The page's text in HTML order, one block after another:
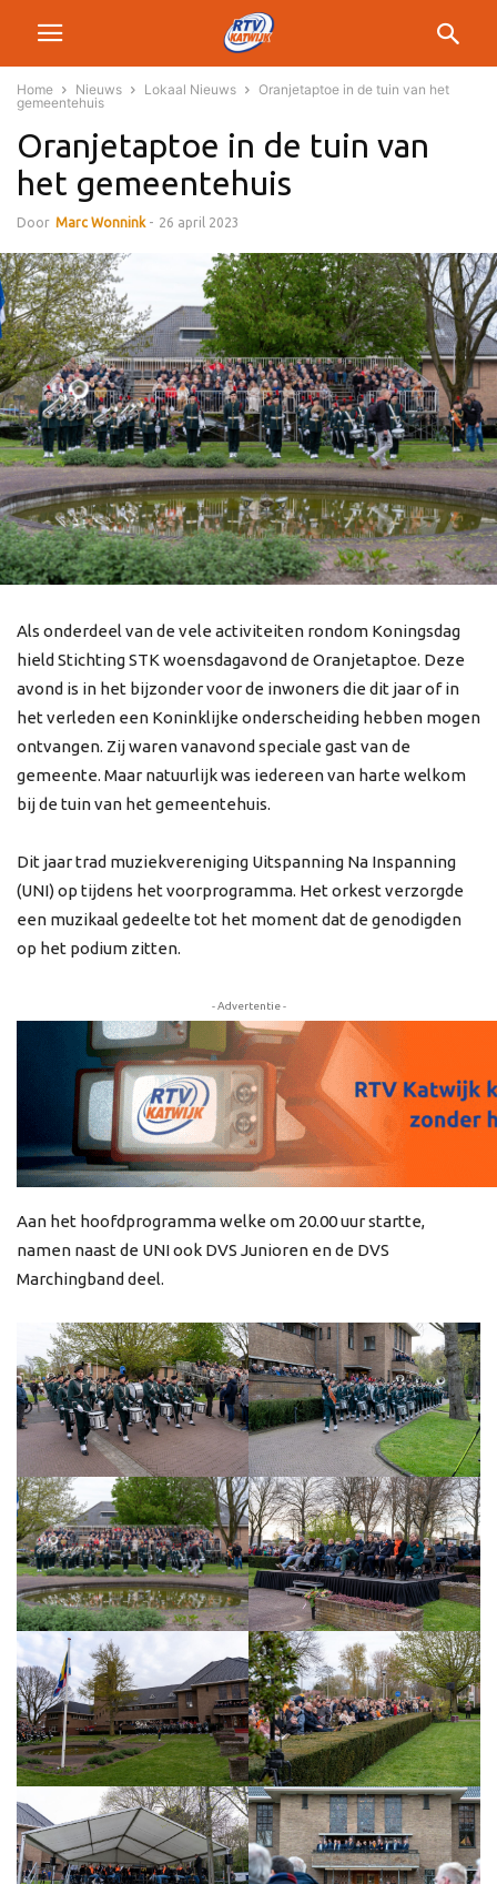
Home Nieuws Lokaal Nieuws
Oranjetaptoe in de tuin van het
gemeentehuis
Oranjetaptoe in de tuin van
het gemeentehuis
Door Marc Wonnink - 26 april 2023
Als onderdeel van de vele activiteiten rondom Koningsdag
hield Stichting STK woensdagavond de Oranjetaptoe. Deze
avond is in het bijzonder voor de inwoners die dit jaar of in
het verleden een Koninklijke onderscheiding hebben mogen
ontvangen. Zij waren vanavond speciale gast van de
gemeente. Maar natuurlijk was iedereen van harte welkom
bij de tuin van het gemeentehuis.
Dit jaar trad muziekvereniging Uitspanning Na Inspanning
(UNI) op tijdens het voorprogramma. Het orkest verzorgde
een muzikaal gedeelte tot het moment dat de genodigden
op het podium zitten.
- Advertentie -
Aan het hoofdprogramma welke om 20.00 uur startte,
namen naast de UNI ook DVS Junioren en de DVS
Marchingband deel.